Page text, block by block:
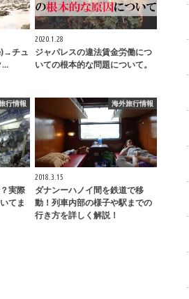
チュ
…
2020.1.28
ジャパレスの違法賃金労働につ
いての根本的な問題について。
行情報
実際
てま
海外旅行情報
2018.3.15
ダナンーハノイ間を鉄道で移
動！列車内部の様子や駅までの
行き方を詳しく解説！